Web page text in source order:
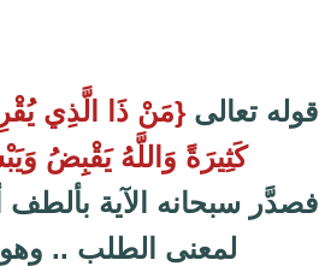
قوله تعالى {مَنْ ذَا الَّذِي
كَثِيرَةً وَاللَّهُ يَقْبِضُ
فصدَّر سبحانه الآية بألطف
لمعنى الطلب ..